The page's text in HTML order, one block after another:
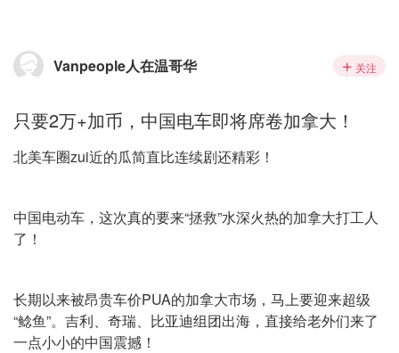
Vanpeople人在温哥华 关注
只要2万+加币，中国电车即将席卷加拿大！
北美车圈zui近的瓜简直比连续剧还精彩！
中国电动车，这次真的要来“拯救”水深火热的加拿大打工人
了！
长期以来被昂贵车价PUA的加拿大市场，马上要迎来超级
“鲶鱼”。吉利、奇瑞、比亚迪组团出海，直接给老外们来了
一点小小的中国震撼！